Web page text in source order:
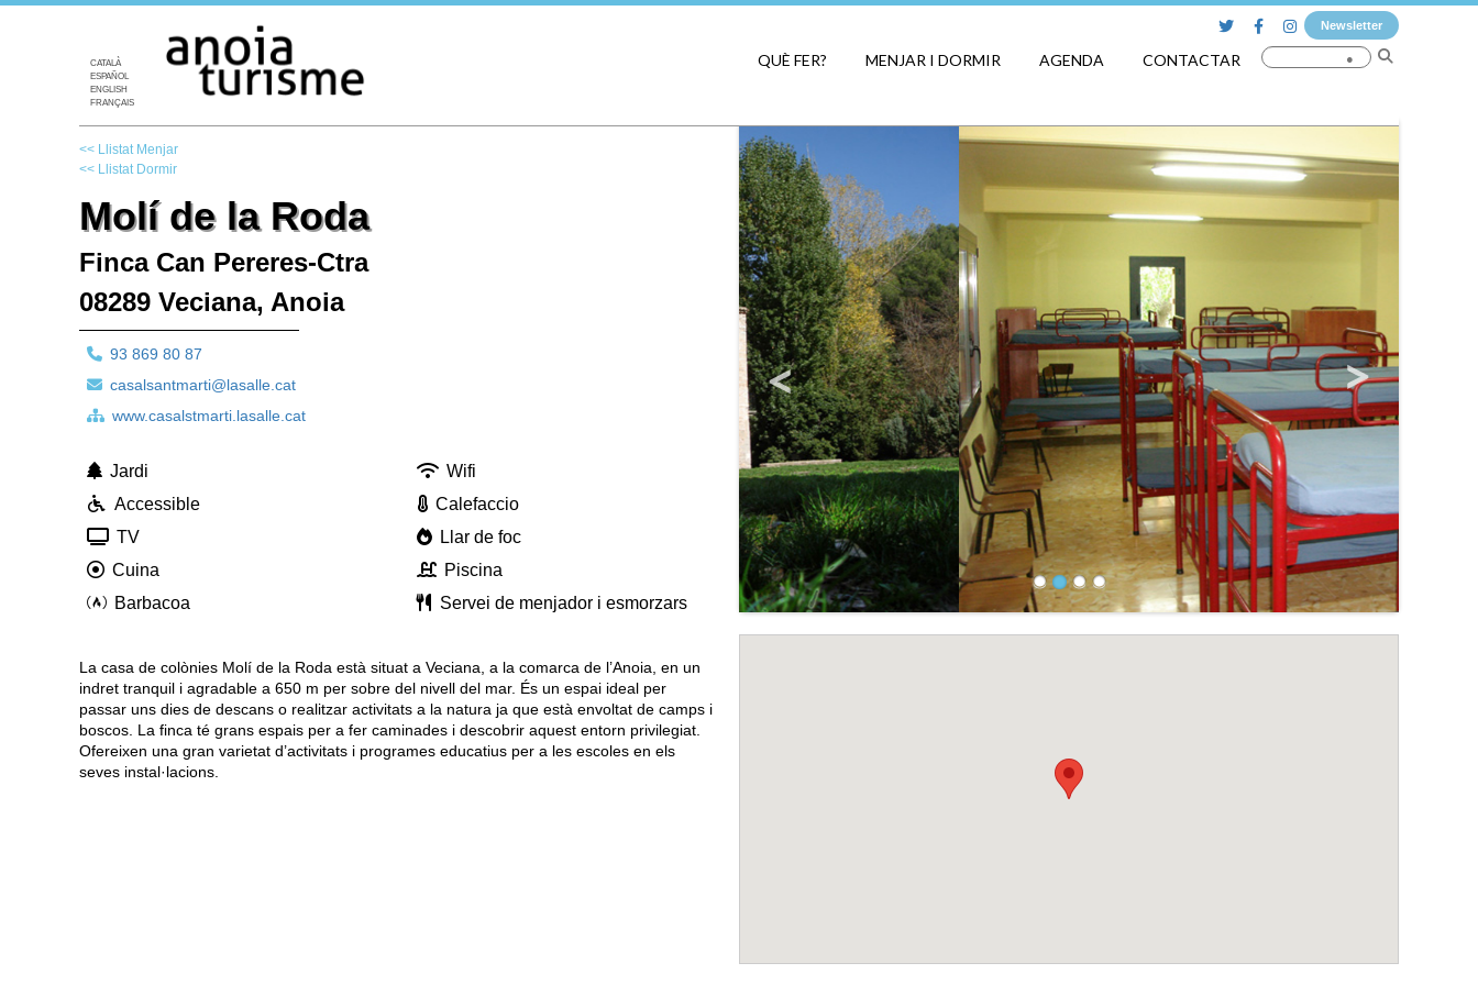
Newsletter
CATALÀ
ESPAÑOL
ENGLISH
FRANÇAIS
QUÈ FER? MENJAR I DORMIR AGENDA CONTACTAR
<< Llistat Menjar
<< Llistat Dormir
Molí de la Roda
Finca Can Pereres-Ctra
08289 Veciana, Anoia
93 869 80 87
casalsantmarti@lasalle.cat
www.casalstmarti.lasalle.cat
Jardi
Wifi
Accessible
Calefaccio
TV
Llar de foc
Cuina
Piscina
Barbacoa
Servei de menjador i esmorzars
La casa de colònies Molí de la Roda està situat a Veciana, a la comarca de l’Anoia, en un
indret tranquil i agradable a 650 m per sobre del nivell del mar. És un espai ideal per
passar uns dies de descans o realitzar activitats a la natura ja que està envoltat de camps i
boscos. La finca té grans espais per a fer caminades i descobrir aquest entorn privilegiat.
Ofereixen una gran varietat d’activitats i programes educatius per a les escoles en els
seves instal·lacions.